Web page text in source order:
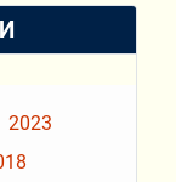
2023